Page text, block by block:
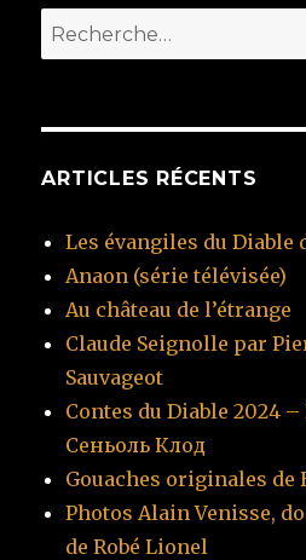
Recherche
pour
ARTICLES RÉCENTS
Les évangiles du Diable
Anaon (série télévisée)
Au château de l’étrange
Claude Seignolle par
Sauvageot
Contes du Diable 2024
Сеньоль Клод
Gouaches originales de
Photos Alain Venisse,
de Robé Lionel